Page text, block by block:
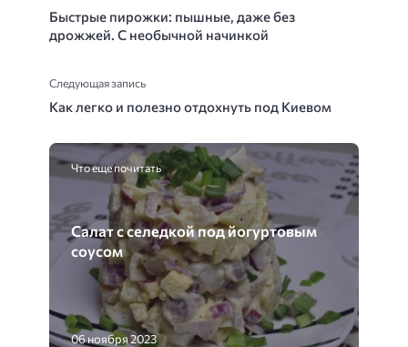
Быстрые пирожки: пышные, даже без
дрожжей. С необычной начинкой
Следующая запись
Как легко и полезно отдохнуть под Киевом
Что еще почитать
Салат с селедкой под йогуртовым
соусом
06 ноября 2023